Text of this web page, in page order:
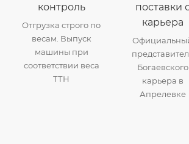
контроль
Отгрузка строго по
весам. Выпуск
машины при
соответствии веса
ТТН
поставки
карьера
Богаевского
карьера в
Апрелевке